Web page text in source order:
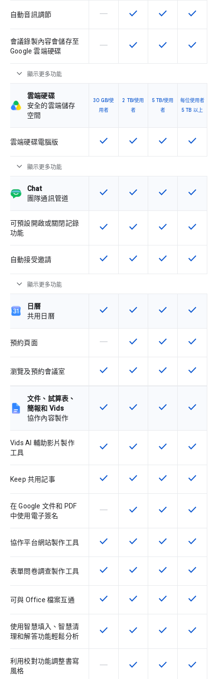
自動音訊調節 這個 SKU 不支援這項功能
horizontal_rule 這項功能適用於該 SKU
check 這項功能適用於
check 這項功
check
會議錄製內容會儲存至
Google 雲端硬碟
這個 SKU 不支援這項功能
horizontal_rule 這項功能適用於該 SKU
check 這項功能適用於
check 這項功
check
expand_more 顯示更多功能
雲端硬碟
安全的雲端儲存
空間
30 GB/使
用者
2 TB/使用
者
5 TB/使用
者
每位使用者
5 TB 以上
雲端硬碟電腦版 這項功能適用於該 SKU
check 這項功能適用於該 SKU
check 這項功能適用於
check 這項功
check
expand_more 顯示更多功能
Chat
團隊通訊管道
這項功能適用於該 SKU
check 這項功能適用於該 SKU
check 這項功能適用於
check 這項功
check
可預設開啟或關閉記錄
功能
這項功能適用於該 SKU
check 這項功能適用於該 SKU
check 這項功能適用於
check 這項功
check
自動接受邀請 這項功能適用於該 SKU
check 這項功能適用於該 SKU
check 這項功能適用於
check 這項功
check
expand_more 顯示更多功能
日曆
共用日曆
這項功能適用於該 SKU
check 這項功能適用於該 SKU
check 這項功能適用於
check 這項功
check
預約頁面 這個 SKU 不支援這項功能
horizontal_rule 這項功能適用於該 SKU
check 這項功能適用於
check 這項功
check
瀏覽及預約會議室 這項功能適用於該 SKU
check 這項功能適用於該 SKU
check 這項功能適用於
check 這項功
check
文件、試算表、
簡報和 Vids
協作內容製作
這項功能適用於該 SKU
check 這項功能適用於該 SKU
check 這項功能適用於
check 這項功
check
Vids AI 輔助影片製作
工具
這項功能適用於該 SKU
check 這項功能適用於該 SKU
check 這項功能適用於
check 這項功
check
Keep 共用記事 這項功能適用於該 SKU
check 這項功能適用於該 SKU
check 這項功能適用於
check 這項功
check
在 Google 文件和 PDF
中使用電子簽名
這個 SKU 不支援這項功能
horizontal_rule 這項功能適用於該 SKU
check 這項功能適用於
check 這項功
check
協作平台網站製作工具 這項功能適用於該 SKU
check 這項功能適用於該 SKU
check 這項功能適用於
check 這項功
check
表單問卷調查製作工具 這項功能適用於該 SKU
check 這項功能適用於該 SKU
check 這項功能適用於
check 這項功
check
可與 Office 檔案互通 這項功能適用於該 SKU
check 這項功能適用於該 SKU
check 這項功能適用於
check 這項功
check
使用智慧填入、智慧清
理和解答功能輕鬆分析
這項功能適用於該 SKU
check 這項功能適用於該 SKU
check 這項功能適用於
check 這項功
check
利用校對功能調整書寫
風格
這個 SKU 不支援這項功能
horizontal_rule 這項功能適用於該 SKU
check 這項功能適用於
check 這項功
check